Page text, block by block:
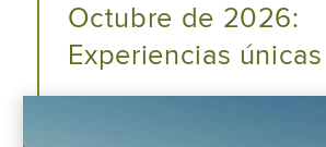
Octubre de 2026:
Experiencias únicas